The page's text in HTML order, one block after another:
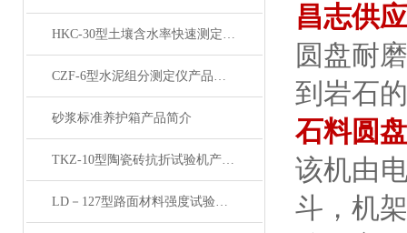
HKC-30型土壤含水率快速测定仪 产品展示
CZF-6型水泥组分测定仪产品展示
砂浆标准养护箱产品简介
TKZ-10型陶瓷砖抗折试验机产品展示
LD－127型路面材料强度试验仪产品展示
昌志供
圆盘耐
到岩石
石料圆
该机由
斗，机